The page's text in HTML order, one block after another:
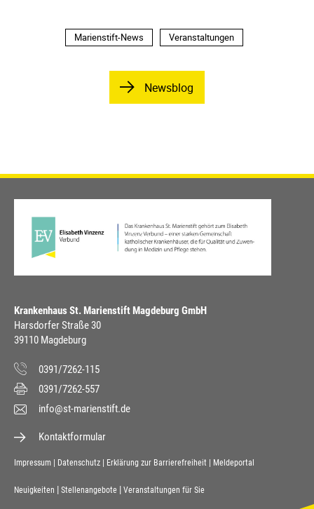
Marienstift-News Veranstaltungen
Newsblog
Krankenhaus St. Marienstift Magdeburg GmbH
Harsdorfer Straße 30
39110 Magdeburg
0391/7262-115
0391/7262-557
info@st-marienstift.de
Kontaktformular
Footer
Secondary
Navigation
Impressum Datenschutz Erklärung zur Barrierefreiheit Meldeportal
Footer
Neuigkeiten Stellenangebote Veranstaltungen für Sie